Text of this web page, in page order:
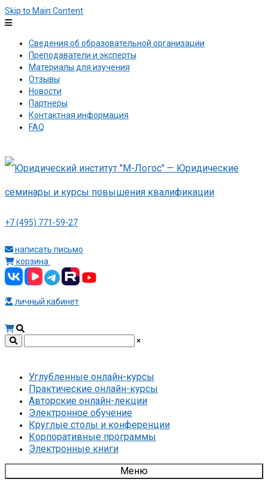
Skip to Main Content
Сведения об образовательной организации
Преподаватели и эксперты
Материалы для изучения
Отзывы
Новости
Партнеры
Контактная информация
FAQ
+7 (495) 771-59-27
написать письмо
корзина
личный кабинет
×
Углубленные онлайн-курсы
Практические онлайн-курсы
Авторские онлайн-лекции
Электронное обучение
Круглые столы и конференции
Корпоративные программы
Электронные книги
Меню